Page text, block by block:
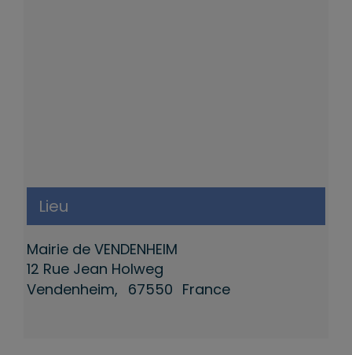
Lieu
Mairie de VENDENHEIM
12 Rue Jean Holweg
Vendenheim, 67550 France